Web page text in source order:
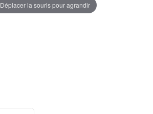
Déplacer la souris pour agrandir